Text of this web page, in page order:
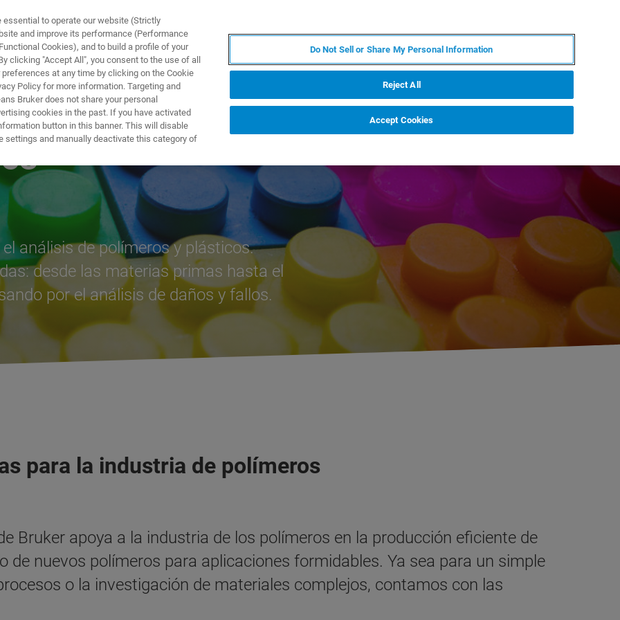
Y SOLUCIONES APLICACIONES
análisis de polímeros y plásticos.
desde las materias primas hasta el
por el análisis de daños y fallos.
para la industria de polímeros
Bruker apoya a la industria de los polímeros en la producción eficiente de
de nuevos polímeros para aplicaciones formidables. Ya sea para un simple
o la investigación de materiales complejos, contamos con las
to operate our website (Strictly
and improve its performance (Performance
Cookies), and to build a profile of your
clicking "Accept All", you consent to the use of all
at any time by clicking on the Cookie
Policy for more information. Targeting and
Bruker does not share your personal
cookies in the past. If you have activated
button in this banner. This will disable
settings and manually deactivate this category of
Do Not Sell or Share My Personal Information
Reject All
Accept Cookies